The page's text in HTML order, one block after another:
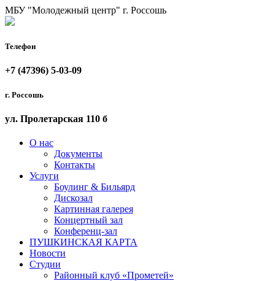
МБУ "Молодежный центр" г. Россошь
Телефон
+7 (47396) 5-03-09
г. Россошь
ул. Пролетарская 110 б
О нас
Документы
Контакты
Услуги
Боулинг & Бильярд
Дискозал
Картинная галерея
Концертный зал
Конференц-зал
ПУШКИНСКАЯ КАРТА
Новости
Студии
Районный клуб «Прометей»